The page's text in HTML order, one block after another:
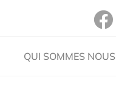
QUI SOMMES NOUS